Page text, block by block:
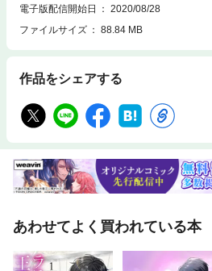
在、特に重要となっている論理関数（ブー
論等について、大学学部生が理解できるよ
化第6章 組合せ論の基礎練習問題：ヒント
電子版配信開始日
2020/08/28
ファイルサイズ
88.84 MB
作品をシェアする
あわせてよく買われている本